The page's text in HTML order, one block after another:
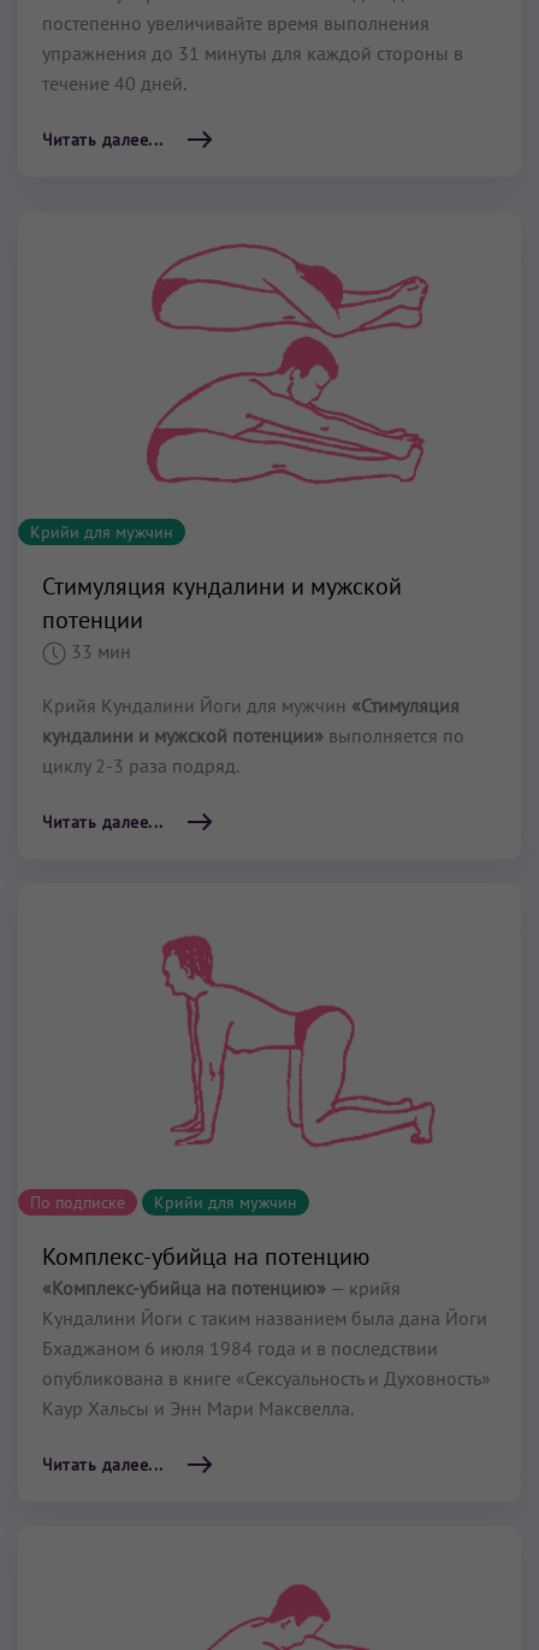
постепенно увеличивайте время выполнения
упражнения до 31 минуты для каждой стороны в
течение 40 дней.
Читать далее...
Крийи для мужчин
Стимуляция кундалини и мужской
потенции
33 мин
Крийя Кундалини Йоги для мужчин «Стимуляция
кундалини и мужской потенции» выполняется по
циклу 2-3 раза подряд.
Читать далее...
По подписке Крийи для мужчин
Комплекс-убийца на потенцию
«Комплекс-убийца на потенцию» — крийя
Кундалини Йоги с таким названием была дана Йоги
Бхаджаном 6 июля 1984 года и в последствии
опубликована в книге «Сексуальность и Духовность»
Каур Хальсы и Энн Мари Максвелла.
Читать далее...